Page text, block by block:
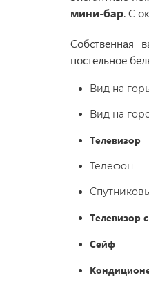
мини-бар. С
Собственная
постельное
Вид на
Вид на
Телевизор
Телефон
Телевизор
Сейф